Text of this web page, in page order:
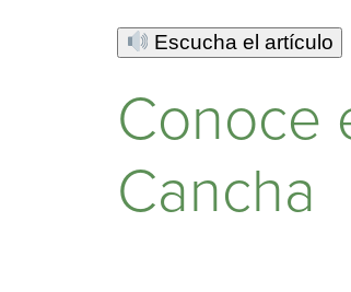
Escucha el artículo
Conoce
Cancha